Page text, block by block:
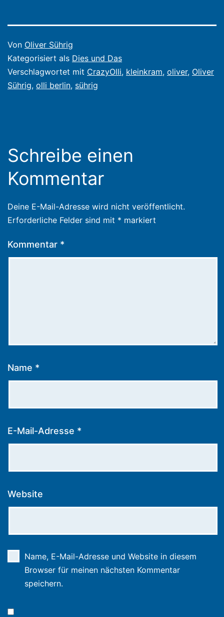
Veröffentlicht
am
10.
Januar
Von Oliver Sührig
Kategorisiert als Dies und Das
Verschlagwortet mit CrazyOlli, kleinkram, oliver, Oliver
Sührig, olli berlin, sührig
Schreibe einen
Kommentar
Deine E-Mail-Adresse wird nicht veröffentlicht.
Erforderliche Felder sind mit * markiert
Kommentar *
Name *
E-Mail-Adresse *
Website
Name, E-Mail-Adresse und Website in diesem
Browser für meinen nächsten Kommentar
speichern.